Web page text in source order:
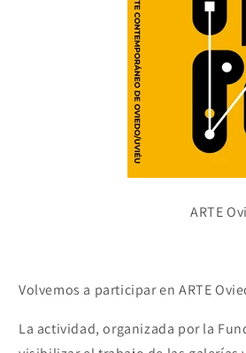
ARTE
Volvemos a participar en ARTE
La actividad, organizada por la